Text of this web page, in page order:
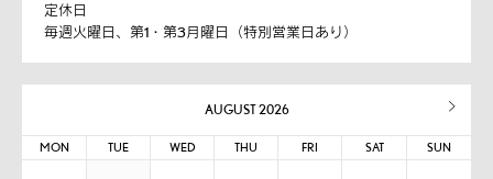
定休日
毎週火曜日、第1・第3月曜日（特別営業日あり）
AUGUST 2026
MON TUE WED THU FRI SAT SUN